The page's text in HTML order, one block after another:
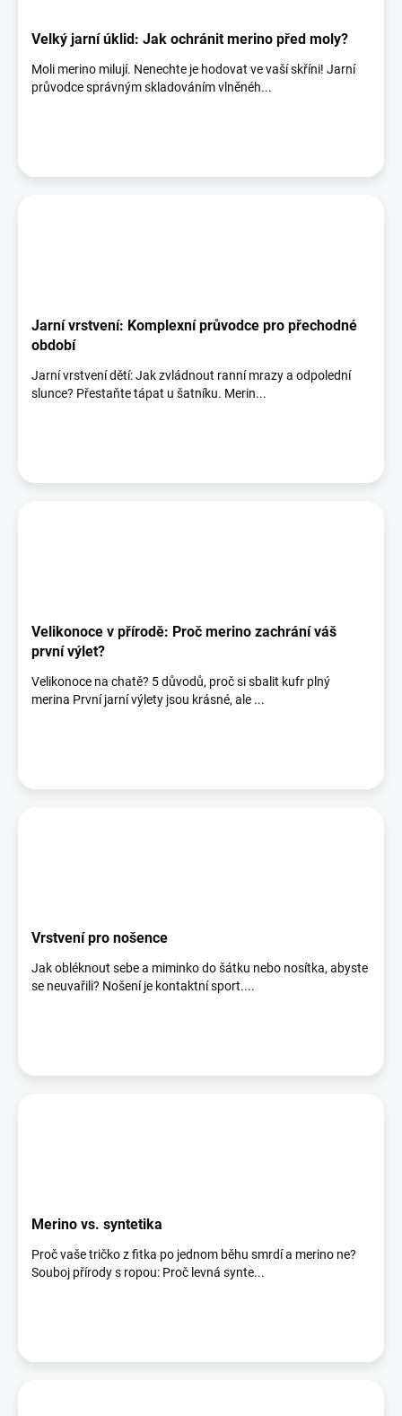
Velký jarní úklid: Jak ochránit merino před moly?
Moli merino milují. Nenechte je hodovat ve vaší skříni! Jarní
průvodce správným skladováním vlněnéh...
Jarní vrstvení: Komplexní průvodce pro přechodné
období
Jarní vrstvení dětí: Jak zvládnout ranní mrazy a odpolední
slunce? Přestaňte tápat u šatníku. Merin...
Velikonoce v přírodě: Proč merino zachrání váš
první výlet?
Velikonoce na chatě? 5 důvodů, proč si sbalit kufr plný
merina První jarní výlety jsou krásné, ale ...
Vrstvení pro nošence
Jak obléknout sebe a miminko do šátku nebo nosítka, abyste
se neuvařili? Nošení je kontaktní sport....
Merino vs. syntetika
Proč vaše tričko z fitka po jednom běhu smrdí a merino ne?
Souboj přírody s ropou: Proč levná synte...